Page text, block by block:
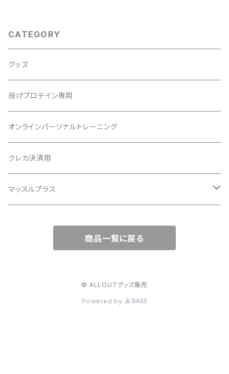
CATEGORY
グッズ
投げプロテイン専用
オンラインパーソナルトレーニング
クレカ決済用
マッスルプラス
商品一覧に戻る
© ALLOUTグッズ販売
Powered by